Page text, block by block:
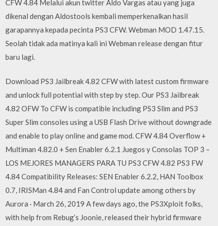
CFW 4.84 Melalui akun twitter Aldo Vargas atau yang juga
dikenal dengan Aldostools kembali memperkenalkan hasil
garapannya kepada pecinta PS3 CFW. Webman MOD 1.47.15.
Seolah tidak ada matinya kali ini Webman release dengan fitur
baru lagi.
Download PS3 Jailbreak 4.82 CFW with latest custom firmware
and unlock full potential with step by step. Our PS3 Jailbreak
4.82 OFW To CFW is compatible including PS3 Slim and PS3
Super Slim consoles using a USB Flash Drive without downgrade
and enable to play online and game mod. CFW 4.84 Overflow +
Multiman 4.82.0 + Sen Enabler 6.2.1 Juegos y Consolas TOP 3 –
LOS MEJORES MANAGERS PARA TU PS3 CFW 4.82 PS3 FW
4.84 Compatibility Releases: SEN Enabler 6.2.2, HAN Toolbox
0.7, IRISMan 4.84 and Fan Control update among others by
Aurora · March 26, 2019 A few days ago, the PS3Xploit folks,
with help from Rebug’s Joonie, released their hybrid firmware